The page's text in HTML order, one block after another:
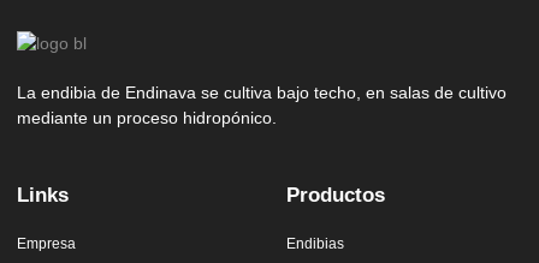
La endibia de Endinava se cultiva bajo techo, en salas de cultivo
mediante un proceso hidropónico.
Links
Empresa
Productos
Endibias